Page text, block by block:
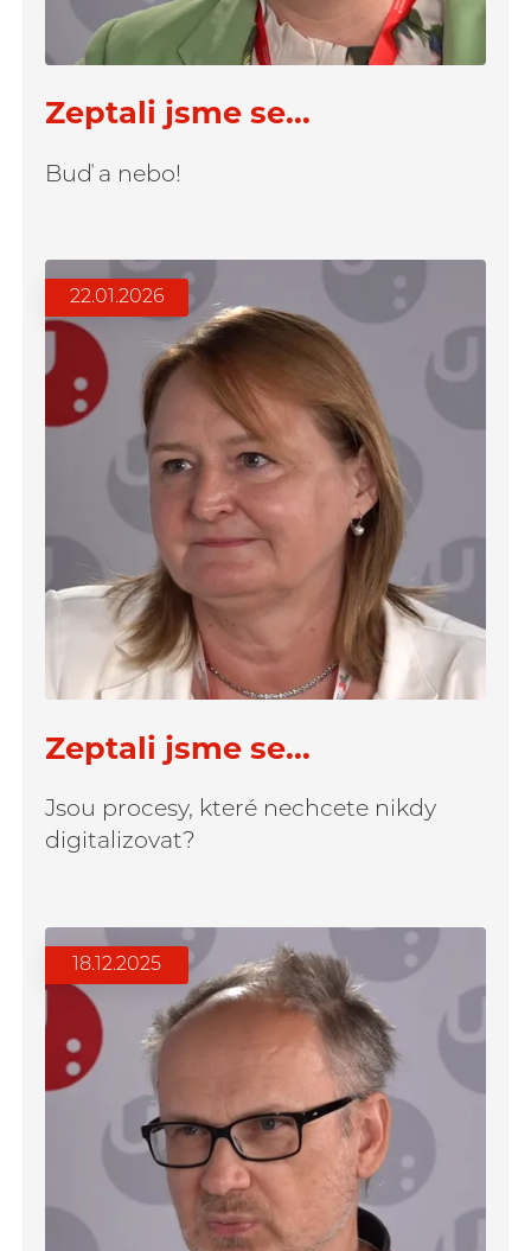
Zeptali jsme se...
Buď a nebo!
22.01.2026
Zeptali jsme se...
Jsou procesy, které nechcete nikdy
digitalizovat?
18.12.2025